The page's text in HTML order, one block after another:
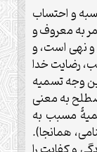
و احتساب
به معروف و
و نهی است، و
رضایت خدا
وجه تسمیه
به معنی
مسبب به
11؛ فضل‌الله، 162؛ سنامی، همانجا).